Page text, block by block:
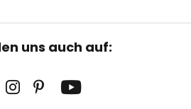
uns auch auf: